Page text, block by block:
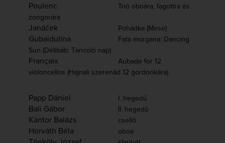
Poulenc
Trió oboára, fagottra és
zongorára
Janáček Pohádka (Mese)
Gubaidulina
Fata morgana: Dancing
Sun (Délibáb: Táncoló nap)
Françaix
Aubade for 12
violoncellos (Hajnali szerenád 12 gordonkára)
Papp Dániel I. hegedű
Bali Gábor II. hegedű
Kántor Balázs cselló
Horváth Béla oboa